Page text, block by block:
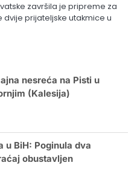
završila je pripreme za
dvije prijateljske utakmice u
nesreća na Pisti u
(Kalesija)
u BiH: Poginula dva
obustavljen